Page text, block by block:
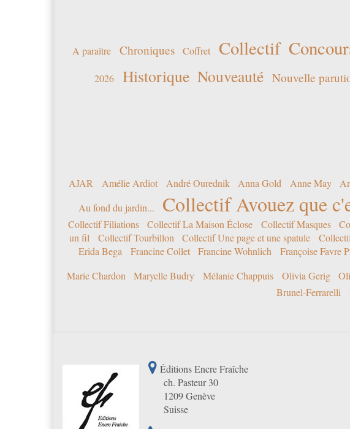
A paraître Chroniques Coffret Collectif
2026 Historique Nouveauté Nouvelle
AJAR Amélie Ardiot André Ourednik Anna Gold Anne May
Au fond du jardin...
Collectif Avouez que
Collectif Filiations
Collectif La Maison Éclose Collectif Masques
un fil
Collectif Tourbillon Collectif Une page et une spatule
Erida Bega
Francine Collet Francine Wohnlich Françoise Favre
Marie Chardon
Maryelle Budry Mélanie Chappuis Olivia Gerig
Brunel-Ferrarelli
Éditions Encre Fraîche
ch. Pasteur 30
1209 Genève
Suisse